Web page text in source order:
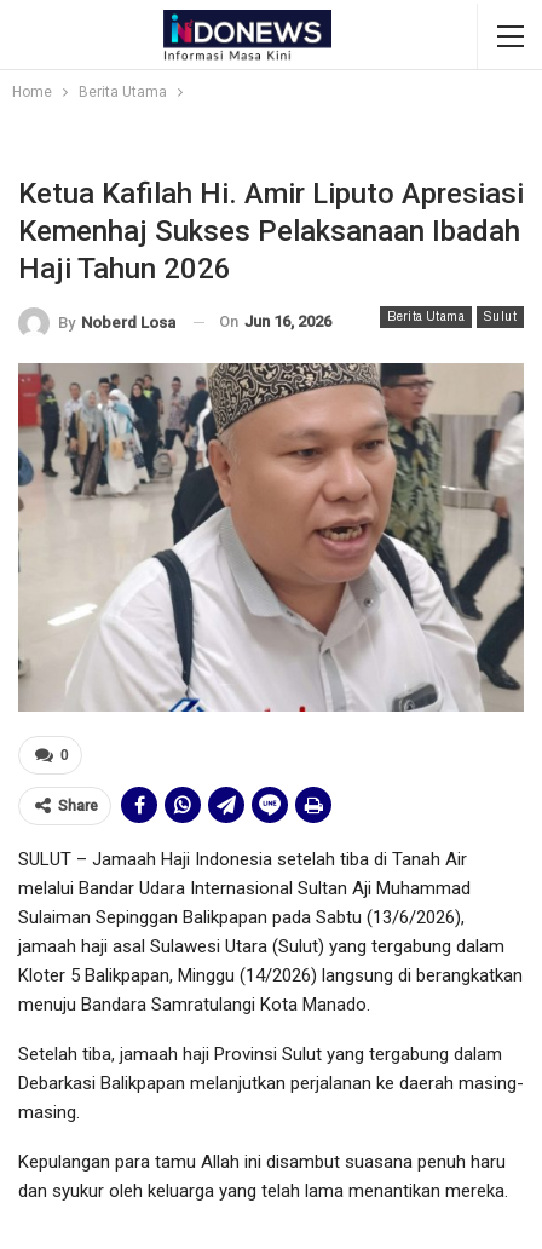
Home Berita Utama
Ketua Kafilah Hi. Amir Liputo Apresiasi
Kemenhaj Sukses Pelaksanaan Ibadah
Haji Tahun 2026
Berita Utama Sulut
By Noberd Losa On Jun 16, 2026
0
Share
SULUT – Jamaah Haji Indonesia setelah tiba di Tanah Air
melalui Bandar Udara Internasional Sultan Aji Muhammad
Sulaiman Sepinggan Balikpapan pada Sabtu (13/6/2026),
jamaah haji asal Sulawesi Utara (Sulut) yang tergabung dalam
Kloter 5 Balikpapan, Minggu (14/2026) langsung di berangkatkan
menuju Bandara Samratulangi Kota Manado.
Setelah tiba, jamaah haji Provinsi Sulut yang tergabung dalam
Debarkasi Balikpapan melanjutkan perjalanan ke daerah masing-
masing.
Kepulangan para tamu Allah ini disambut suasana penuh haru
dan syukur oleh keluarga yang telah lama menantikan mereka.